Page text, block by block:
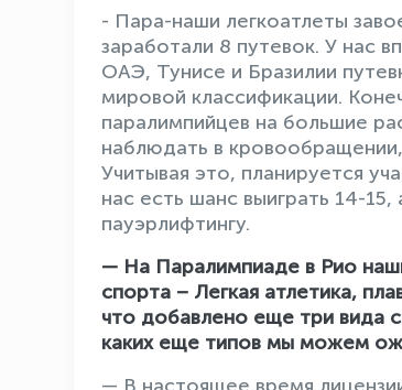
- Пара-наши легкоатлеты
заработали 8 путевок. У нас
ОАЭ, Тунисе и Бразилии
мировой классификации.
паралимпийцев на большие
наблюдать в
Учитывая это, планируется
нас есть шанс выиграть 14-
пауэрлифтингу.
— На Паралимпиаде в Рио
спорта – Легкая атлетика,
что добавлено еще три вида
каких еще типов мы можем